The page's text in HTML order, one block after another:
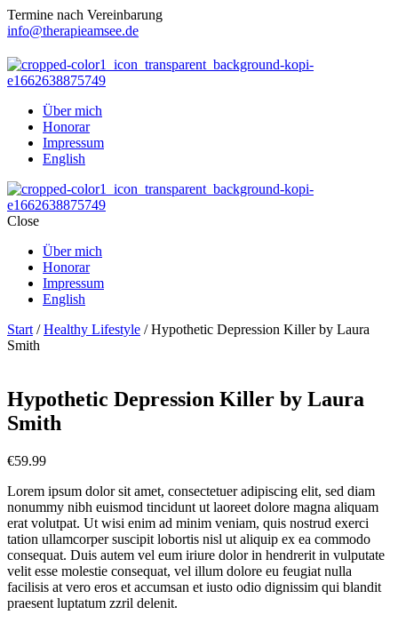
Termine nach Vereinbarung
info@therapieamsee.de
Über mich
Honorar
Impressum
English
Close
Über mich
Honorar
Impressum
English
Start /Healthy Lifestyle / Hypothetic Depression Killer by Laura
Smith
Hypothetic Depression Killer by Laura
Smith
€59.99
Lorem ipsum dolor sit amet, consectetuer adipiscing elit, sed diam
nonummy nibh euismod tincidunt ut laoreet dolore magna aliquam
erat volutpat. Ut wisi enim ad minim veniam, quis nostrud exerci
tation ullamcorper suscipit lobortis nisl ut aliquip ex ea commodo
consequat. Duis autem vel eum iriure dolor in hendrerit in vulputate
velit esse molestie consequat, vel illum dolore eu feugiat nulla
facilisis at vero eros et accumsan et iusto odio dignissim qui blandit
praesent luptatum zzril delenit.